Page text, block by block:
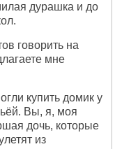
дурашка и до
говорить на
мне
купить домик у
Вы, я, моя
дочь, которые
из